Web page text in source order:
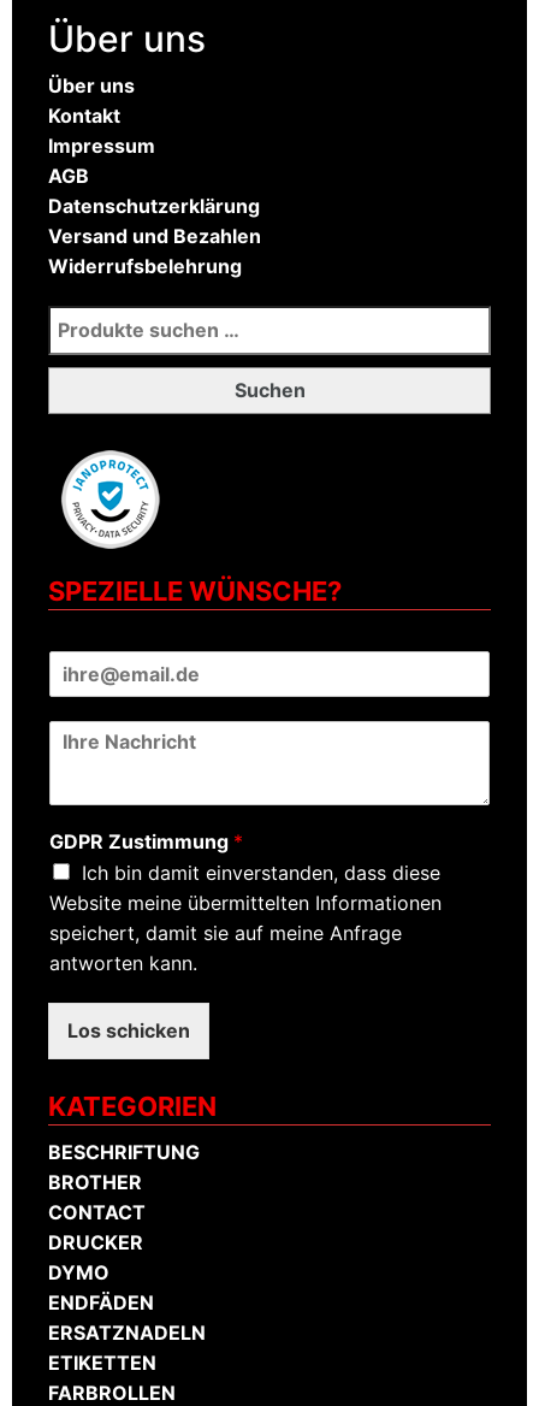
Über uns
Über uns
Kontakt
Impressum
AGB
Datenschutzerklärung
Versand und Bezahlen
Widerrufsbelehrung
Suchen nach:
Suchen
SPEZIELLE WÜNSCHE?
*
h
i
c
h
t
*
GDPR Zustimmung *
Ich bin damit einverstanden, dass diese
Website meine übermittelten Informationen
speichert, damit sie auf meine Anfrage
antworten kann.
Los schicken
KATEGORIEN
BESCHRIFTUNG
BROTHER
CONTACT
DRUCKER
DYMO
ENDFÄDEN
ERSATZNADELN
ETIKETTEN
FARBROLLEN